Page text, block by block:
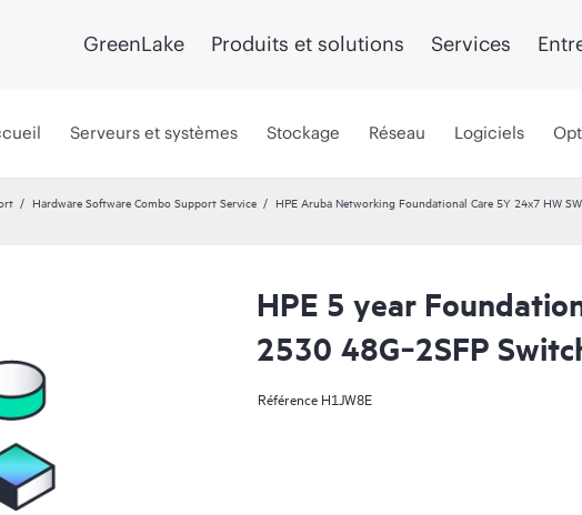
GreenLake Produits et solutions Services
Serveurs et systèmes Stockage Réseau Logiciels
Hardware Software Combo Support Service
HPE Aruba Networking Foundational Care 5Y 24x7 HW
HPE 5 year
2530 48G‑2SFP
Référence H1JW8E